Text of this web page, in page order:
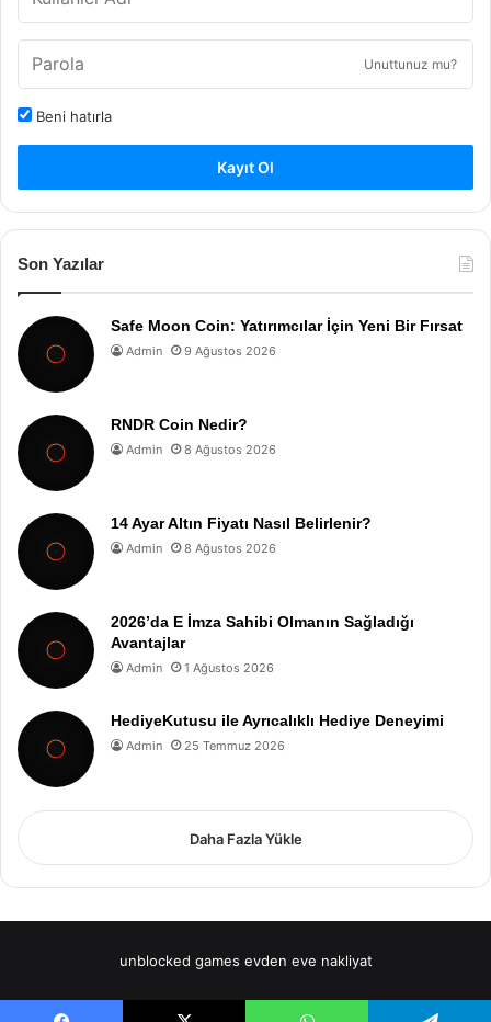
Unuttunuz mu?
Beni hatırla
Kayıt Ol
Son Yazılar
Safe Moon Coin: Yatırımcılar İçin Yeni Bir Fırsat
Admin 9 Ağustos 2026
RNDR Coin Nedir?
Admin 8 Ağustos 2026
14 Ayar Altın Fiyatı Nasıl Belirlenir?
Admin 8 Ağustos 2026
2026’da E İmza Sahibi Olmanın Sağladığı
Avantajlar
Admin 1 Ağustos 2026
HediyeKutusu ile Ayrıcalıklı Hediye Deneyimi
Admin 25 Temmuz 2026
Daha Fazla Yükle
unblocked games evden eve nakliyat